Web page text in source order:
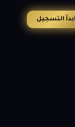
ابدأ التسجيل